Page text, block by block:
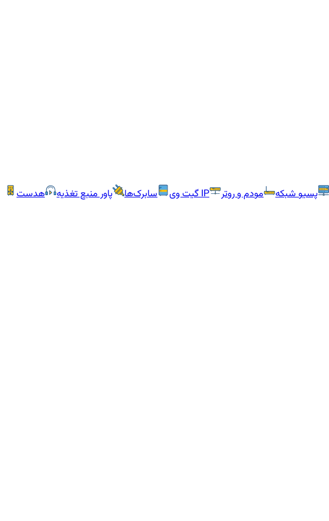
پسیو شبکه مودم و روتر IP گیت وی سابرک‌ها پاور منبع تغذیه
هدست